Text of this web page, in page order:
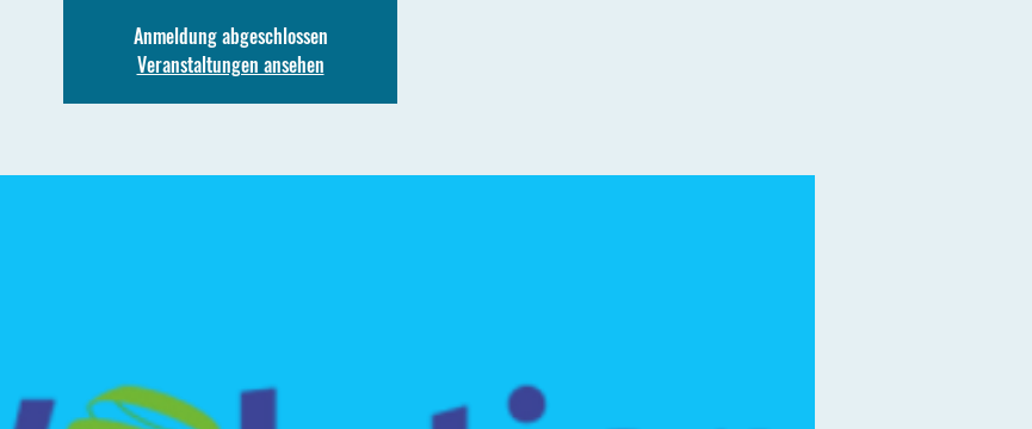
Anmeldung abgeschlossen
Veranstaltungen ansehen